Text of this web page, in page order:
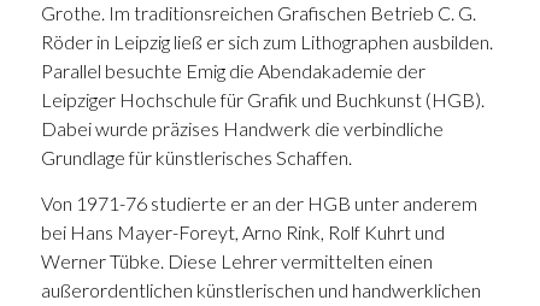
Grothe. Im traditionsreichen Grafischen Betrieb C. G.
Röder in Leipzig ließ er sich zum Lithographen ausbilden.
Parallel besuchte Emig die Abendakademie der
Leipziger Hochschule für Grafik und Buchkunst (HGB).
Dabei wurde präzises Handwerk die verbindliche
Grundlage für künstlerisches Schaffen.
Von 1971-76 studierte er an der HGB unter anderem
bei Hans Mayer-Foreyt, Arno Rink, Rolf Kuhrt und
Werner Tübke. Diese Lehrer vermittelten einen
außerordentlichen künstlerischen und handwerklichen